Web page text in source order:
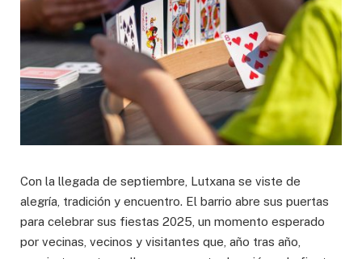
Con la llegada de septiembre, Lutxana se viste de
alegría, tradición y encuentro. El barrio abre sus puertas
para celebrar sus fiestas 2025, un momento esperado
por vecinas, vecinos y visitantes que, año tras año,